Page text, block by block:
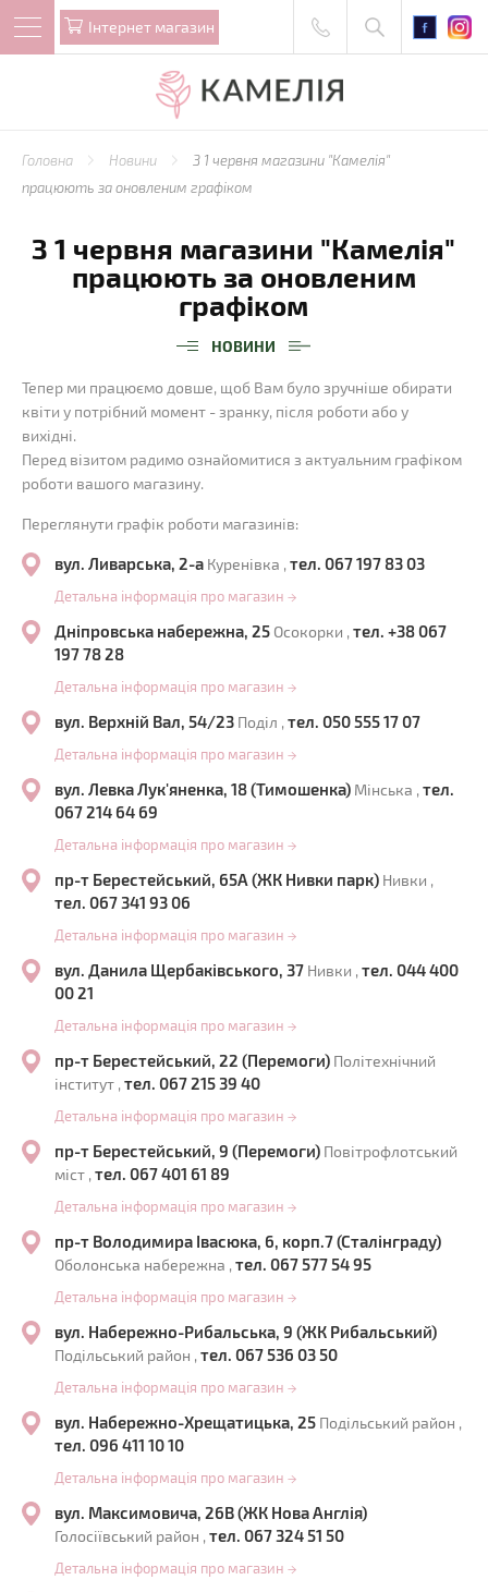
Iнтернет магазин
Головна Новини
З 1 червня магазини "Камелія"
працюють за оновленим графіком
З 1 червня магазини "Камелія"
працюють за оновленим
графіком
НОВИНИ
Тепер ми працюємо довше, щоб Вам було зручніше обирати
квіти у потрібний момент - зранку, після роботи або у
вихідні.
Перед візитом радимо ознайомитися з актуальним графіком
роботи вашого магазину.
Переглянути графік роботи магазинів:
вул. Ливарська, 2-а Куренівка , тел. 067 197 83 03
Детальна інформація про магазин →
Дніпровська набережна, 25 Осокорки , тел. +38 067
197 78 28
Детальна інформація про магазин →
вул. Верхній Вал, 54/23 Поділ , тел. 050 555 17 07
Детальна інформація про магазин →
вул. Левка Лук'яненка, 18 (Тимошенка) Мінська , тел.
067 214 64 69
Детальна інформація про магазин →
пр-т Берестейський, 65А (ЖК Нивки парк) Нивки ,
тел. 067 341 93 06
Детальна інформація про магазин →
вул. Данила Щербаківського, 37 Нивки , тел. 044 400
00 21
Детальна інформація про магазин →
пр-т Берестейський, 22 (Перемоги) Політехнічний
інститут , тел. 067 215 39 40
Детальна інформація про магазин →
пр-т Берестейський, 9 (Перемоги) Повітрофлотський
міст , тел. 067 401 61 89
Детальна інформація про магазин →
пр-т Володимира Івасюка, 6, корп.7 (Сталінграду)
Оболонська набережна , тел. 067 577 54 95
Детальна інформація про магазин →
вул. Набережно-Рибальська, 9 (ЖК Рибальський)
Подільський район , тел. 067 536 03 50
Детальна інформація про магазин →
вул. Набережно-Хрещатицька, 25 Подільський район ,
тел. 096 411 10 10
Детальна інформація про магазин →
вул. Максимовича, 26В (ЖК Нова Англія)
Голосіївський район , тел. 067 324 51 50
Детальна інформація про магазин →